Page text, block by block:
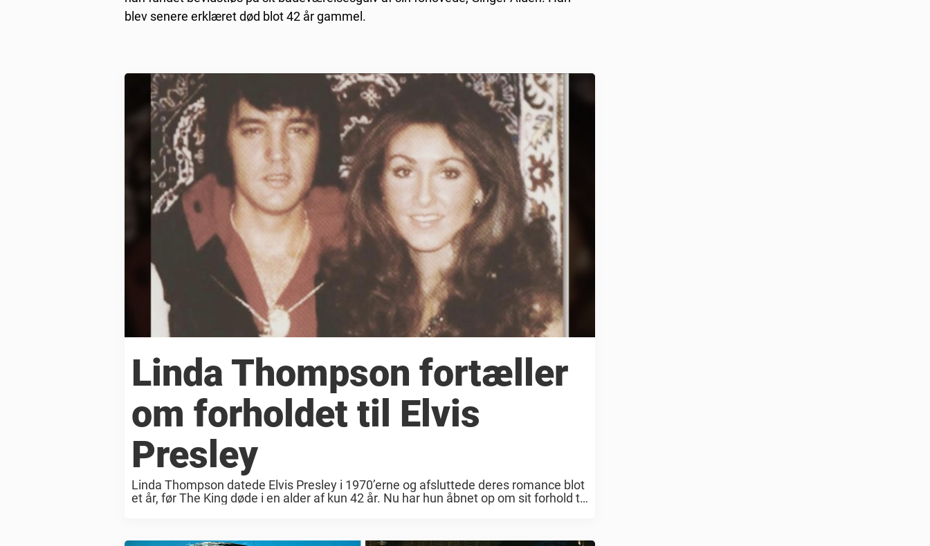
blev senere erklæret død blot 42 år gammel.
Linda Thompson fortæller
om forholdet til Elvis
Presley
Linda Thompson datede Elvis Presley i 1970’erne og afsluttede deres romance blot
et år, før The King døde i en alder af kun 42 år. Nu har hun åbnet op om sit forhold til